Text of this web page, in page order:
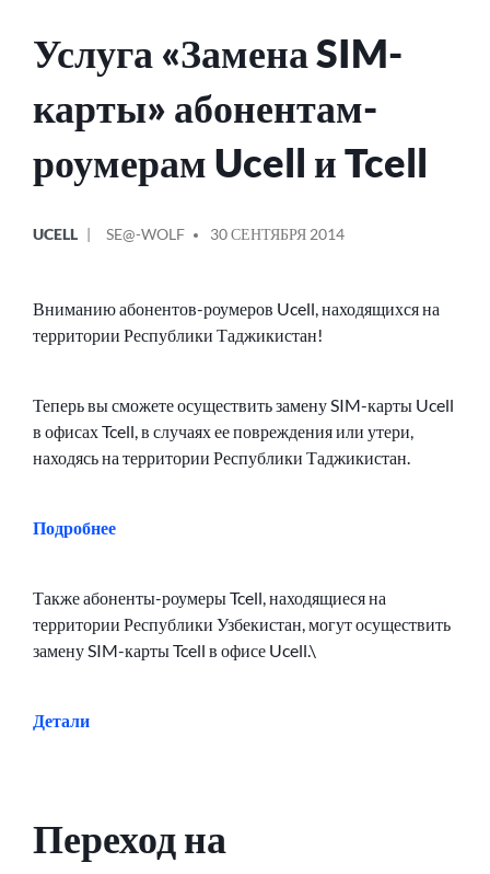
Услуга «Замена SIM-
карты» абонентам-
роумерам Ucell и Tcell
В
UCELL
ОТ
SE@-WOLF 30 СЕНТЯБРЯ 2014
Вниманию абонентов-роумеров Ucell, находящихся на
территории Республики Таджикистан!
Теперь вы сможете осуществить замену SIM-карты Ucell
в офисах Tcell, в случаях ее повреждения или утери,
находясь на территории Республики Таджикистан.
Подробнее
Также абоненты-роумеры Tcell, находящиеся на
территории Республики Узбекистан, могут осуществить
замену SIM-карты Tcell в офисе Ucell.\
Детали
Переход на